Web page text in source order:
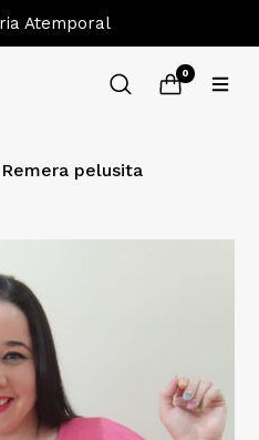
Atemporal
0
Remera pelusita